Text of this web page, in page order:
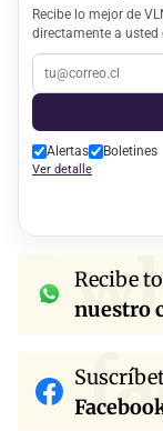
Recibe lo mejor de
directamente a
Alertas Boletines
Ver detalle
Recibe
nuestro